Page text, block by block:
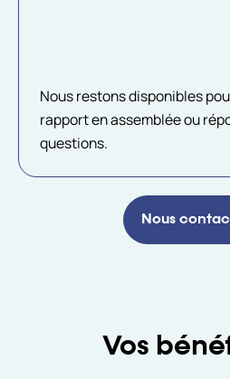
Nous restons disponibles
rapport en assemblée ou
questions.
Nous
Vos